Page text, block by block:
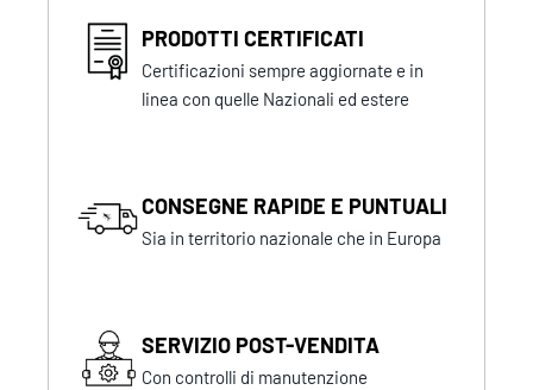
PRODOTTI CERTIFICATI
Certificazioni sempre aggiornate e in
linea con quelle Nazionali ed estere
CONSEGNE RAPIDE E PUNTUALI
Sia in territorio nazionale che in Europa
SERVIZIO POST-VENDITA
Con controlli di manutenzione